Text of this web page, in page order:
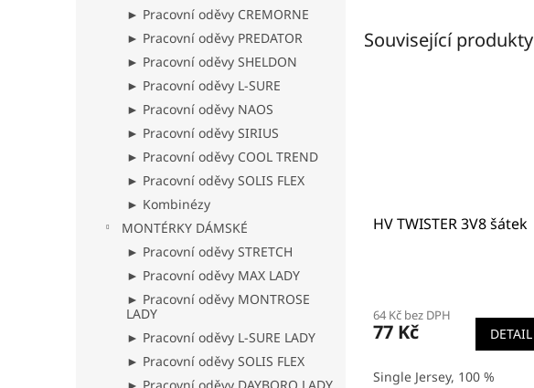
► Pracovní oděvy CREMORNE
► Pracovní oděvy PREDATOR
► Pracovní oděvy SHELDON
► Pracovní oděvy L-SURE
► Pracovní oděvy NAOS
► Pracovní oděvy SIRIUS
► Pracovní oděvy COOL TREND
► Pracovní oděvy SOLIS FLEX
► Kombinézy
MONTÉRKY DÁMSKÉ
► Pracovní oděvy STRETCH
► Pracovní oděvy MAX LADY
► Pracovní oděvy MONTROSE
LADY
► Pracovní oděvy L-SURE LADY
► Pracovní oděvy SOLIS FLEX
Související produkty
HV TWISTER 3V8 šátek
64 Kč bez DPH
77 Kč DETAIL
Single Jersey, 100 %